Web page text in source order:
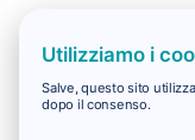
Utilizziamo i
Salve, questo sito
dopo il consenso.